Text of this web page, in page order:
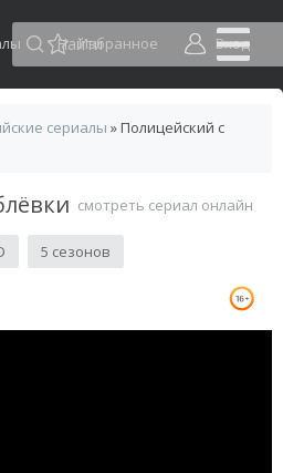
Избранное Вход
сериалы » Полицейский с
смотреть сериал онлайн
5 сезонов